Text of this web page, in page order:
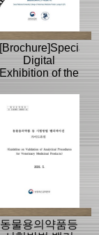
[Brochure]Special
Digital
Exhibition of the
APQA
동물용의약품등